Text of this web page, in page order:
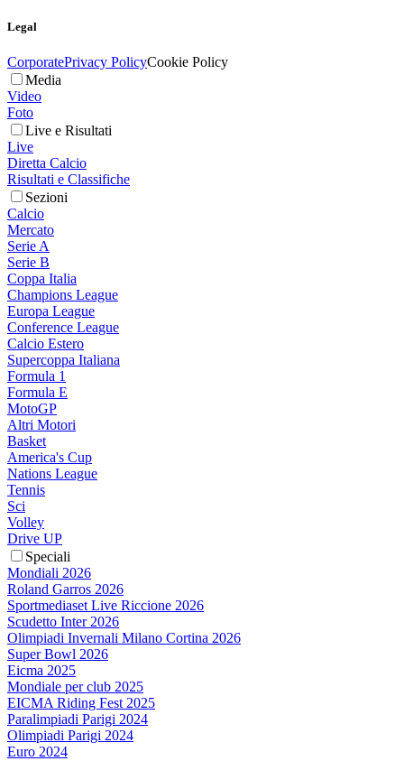
Legal
CorporatePrivacy PolicyCookie Policy
Media
Video
Foto
Live e Risultati
Live
Diretta Calcio
Risultati e Classifiche
Sezioni
Calcio
Mercato
Serie A
Serie B
Coppa Italia
Champions League
Europa League
Conference League
Calcio Estero
Supercoppa Italiana
Formula 1
Formula E
MotoGP
Altri Motori
Basket
America's Cup
Nations League
Tennis
Sci
Volley
Drive UP
Speciali
Mondiali 2026
Roland Garros 2026
Sportmediaset Live Riccione 2026
Scudetto Inter 2026
Olimpiadi Invernali Milano Cortina 2026
Super Bowl 2026
Eicma 2025
Mondiale per club 2025
EICMA Riding Fest 2025
Paralimpiadi Parigi 2024
Olimpiadi Parigi 2024
Euro 2024